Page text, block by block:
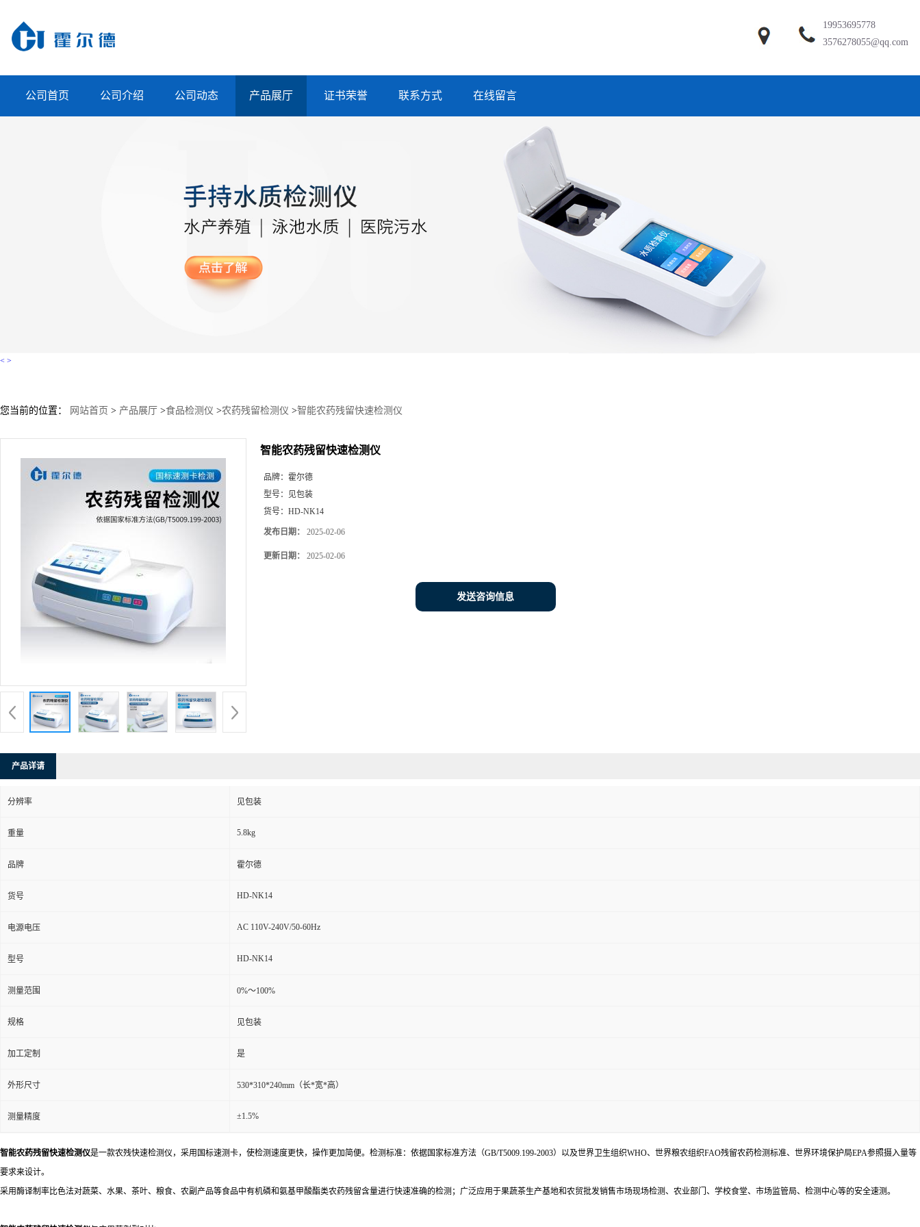
19953695778
3576278055@qq.com
公司首页 公司介绍 公司动态 产品展厅 证书荣誉 联系方式 在线留言
< >
您当前的位置： 网站首页 > 产品展厅 >食品检测仪 >农药残留检测仪 >智能农药残留快速检测仪
智能农药残留快速检测仪
品牌： 霍尔德
型号：
见包装
货号： HD-NK14
发布日期： 2025-02-06
更新日期： 2025-02-06
发送咨询信息
产品详请
分辨率 见包装
重量 5.8kg
品牌 霍尔德
货号 HD-NK14
电源电压 AC 110V-240V/50-60Hz
型号 HD-NK14
测量范围 0%～100%
规格 见包装
加工定制 是
外形尺寸 530*310*240mm（长*宽*高）
测量精度 ±1.5%
智能农药残留快速检测仪是一款农残快速检测仪，采用国标速测卡，使检测速度更快，操作更加简便。检测标准：依据国家标准方法（GB/T5009.199-2003）以及世界卫生组织WHO、世界粮农组织FAO残留农药检测标准、世界环境保护局EPA参照摄入量等
要求来设计。
采用酶译制率比色法对蔬菜、水果、茶叶、粮食、农副产品等食品中有机磷和氨基甲酸酯类农药残留含量进行快速准确的检测；广泛应用于果蔬茶生产基地和农贸批发销售市场现场检测、农业部门、学校食堂、市场监管局、检测中心等的安全速测。